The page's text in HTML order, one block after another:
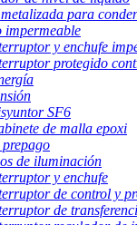
para
impermeable
y enchufe
protegido
SF6
de malla epoxi
de iluminación
y enchufe
de control y
de